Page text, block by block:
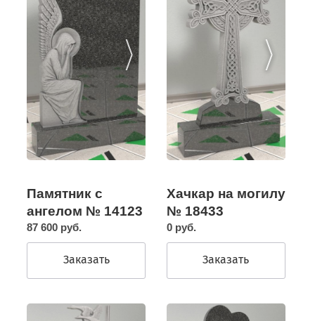
Памятник с
ангелом № 14123
87 600 руб.
Заказать
Хачкар на могилу
№ 18433
0 руб.
Заказать